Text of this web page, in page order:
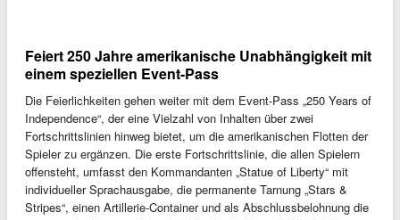
Feiert 250 Jahre amerikanische Unabhängigkeit mit
einem speziellen Event-Pass
Die Feierlichkeiten gehen weiter mit dem Event-Pass „250 Years of
Independence“, der eine Vielzahl von Inhalten über zwei
Fortschrittslinien hinweg bietet, um die amerikanischen Flotten der
Spieler zu ergänzen. Die erste Fortschrittslinie, die allen Spielern
offensteht, umfasst den Kommandanten „Statue of Liberty“ mit
individueller Sprachausgabe, die permanente Tarnung „Stars &
Stripes“, einen Artillerie-Container und als Abschlussbelohnung die